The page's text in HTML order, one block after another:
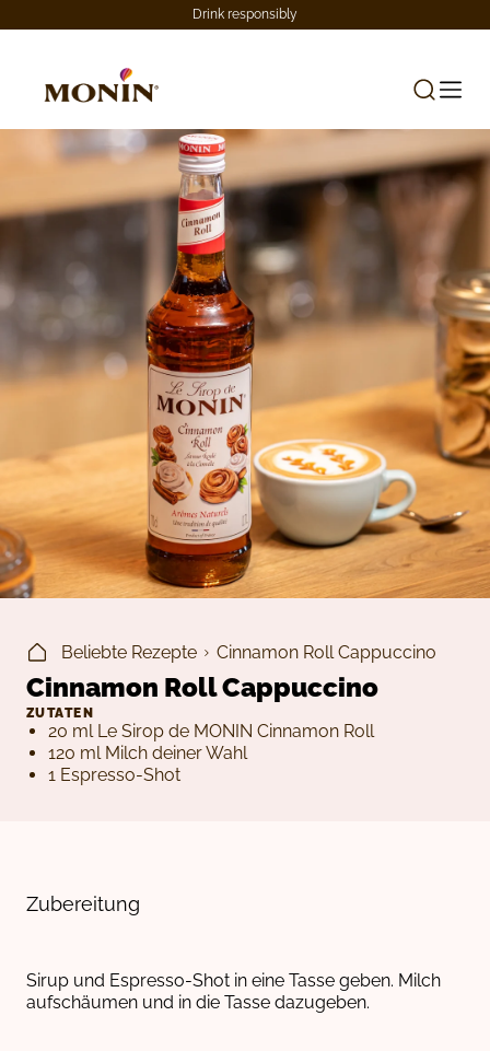
Drink responsibly
Beliebte Rezepte Cinnamon Roll Cappuccino
Cinnamon Roll Cappuccino
ZUTATEN
20 ml Le Sirop de MONIN Cinnamon Roll
120 ml Milch deiner Wahl
1 Espresso-Shot
Zubereitung
Sirup und Espresso-Shot in eine Tasse geben. Milch
aufschäumen und in die Tasse dazugeben.